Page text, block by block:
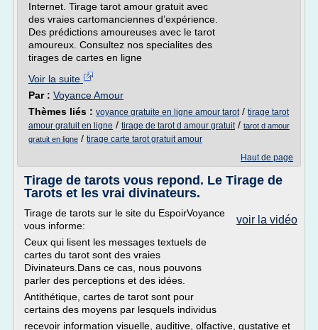
Internet. Tirage tarot amour gratuit avec
des vraies cartomanciennes d’expérience.
Des prédictions amoureuses avec le tarot
amoureux. Consultez nos specialites des
tirages de cartes en ligne
Voir la suite
Par : Voyance Amour
Thèmes liés : voyance gratuite en ligne amour tarot/ tirage tarot
amour gratuit en ligne / tirage de tarot d amour gratuit/ tarot d amour
gratuit en ligne / tirage carte tarot gratuit amour
Haut de page
Tirage de tarots vous repond. Le Tirage de
Tarots et les vrai divinateurs.
voir la vidéo
Tirage de tarots sur le site du EspoirVoyance
vous informe:
Ceux qui lisent les messages textuels de
cartes du tarot sont des vraies
Divinateurs.Dans ce cas, nous pouvons
parler des perceptions et des idées.
Antithétique, cartes de tarot sont pour
certains des moyens par lesquels individus
recevoir information visuelle, auditive, olfactive, gustative et